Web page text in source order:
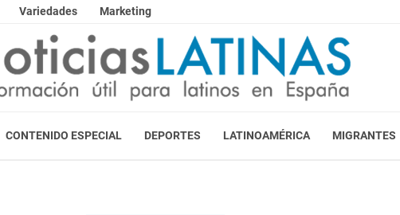
Variedades Marketing
CONTENIDO ESPECIAL DEPORTES LATINOAMÉRICA MIGRANTES